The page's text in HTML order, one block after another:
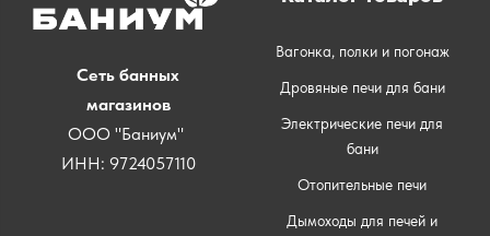
Сеть банных
магазинов
ООО "Баниум"
ИНН: 9724057110
Вагонка, полки и погонаж
Дровяные печи для бани
Электрические печи для
бани
Отопительные печи
Дымоходы для печей и